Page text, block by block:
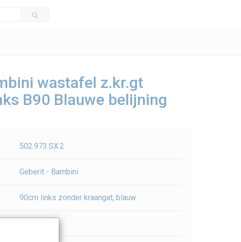
wastafel z.kr.gt
B90 Blauwe belijning
502.973.SX.2
Geberit - Bambini
90cm links zonder kraangat, blauw